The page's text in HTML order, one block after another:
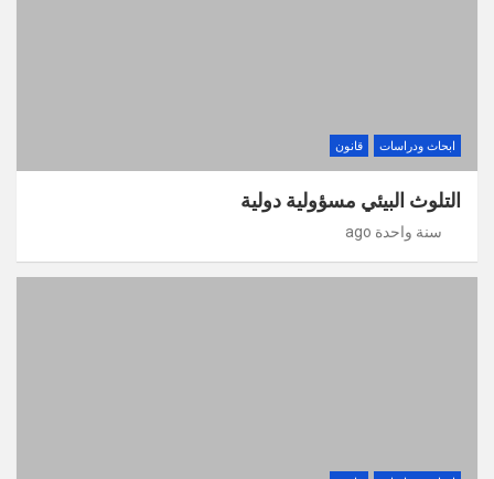
ابحاث ودراسات قانون
التلوث البيئي مسؤولية دولية
سنة واحدة ago